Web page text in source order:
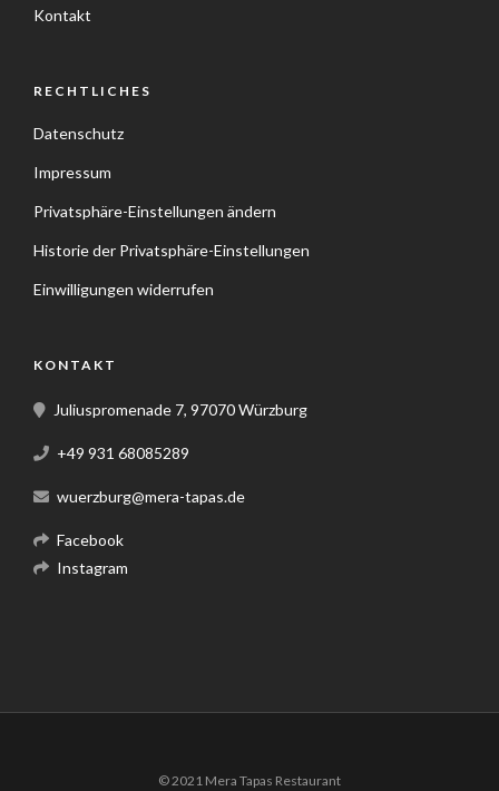
Kontakt
RECHTLICHES
Datenschutz
Impressum
Privatsphäre-Einstellungen ändern
Historie der Privatsphäre-Einstellungen
Einwilligungen widerrufen
KONTAKT
Juliuspromenade 7, 97070 Würzburg
+49 931 68085289
wuerzburg@mera-tapas.de
Facebook
Instagram
© 2021 Mera Tapas Restaurant